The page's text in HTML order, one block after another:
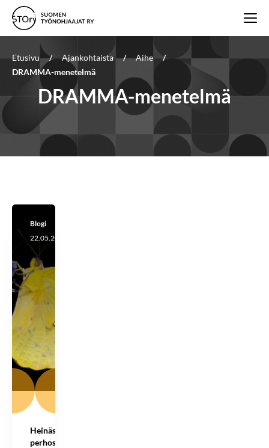
Etusivu / Ajankohtaista / Aihe
/
DRAMMA-menetelmä
DRAMMA-menetelmä
Blogi
22.05.2025
Heinäsirkasta
perhoshetkien